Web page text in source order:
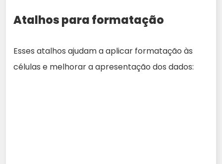
Atalhos para formatação
Esses atalhos ajudam a aplicar formatação às
células e melhorar a apresentação dos dados: